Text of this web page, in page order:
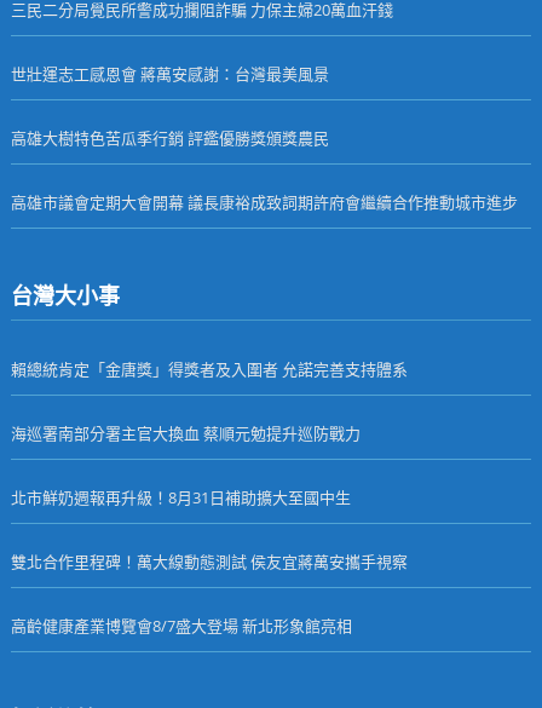
三民二分局覺民所警成功攔阻詐騙 力保主婦20萬血汗錢
世壯運志工感恩會 蔣萬安感謝：台灣最美風景
高雄大樹特色苦瓜季行銷 評鑑優勝獎頒獎農民
高雄市議會定期大會開幕 議長康裕成致詞期許府會繼續合作推動城市進步
台灣大小事
賴總統肯定「金唐獎」得獎者及入圍者 允諾完善支持體系
海巡署南部分署主官大換血 蔡順元勉提升巡防戰力
北市鮮奶週報再升級！8月31日補助擴大至國中生
雙北合作里程碑！萬大線動態測試 侯友宜蔣萬安攜手視察
高齡健康產業博覽會8/7盛大登場 新北形象館亮相